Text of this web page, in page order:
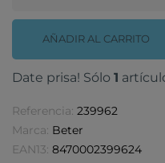
AÑADIR AL CARRITO
Date prisa! Sólo 1
Referencia: 239962
Marca: Beter
EAN13: 8470002399624